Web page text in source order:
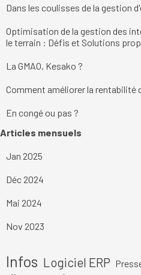
Dans les coulisses de la gestion
Optimisation de la gestion des
le terrain : Défis et Solutions
La GMAO, Kesako ?
Comment améliorer la rentabilité
En congé ou pas ?
Sauter le bloc Articles mensuels
Articles mensuels
Jan 2025
Déc 2024
Mai 2024
Nov 2023
Infos Logiciel ERP